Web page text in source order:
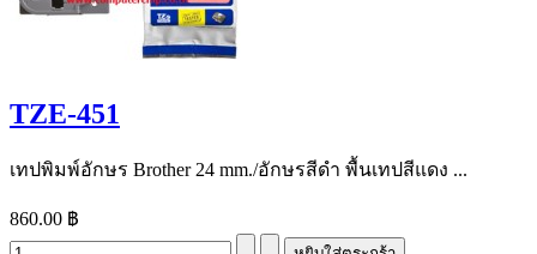
TZE-451
เทปพิมพ์อักษร Brother 24 mm./อักษรสีดำ พื้นเทปสีแดง ...
860.00 ฿